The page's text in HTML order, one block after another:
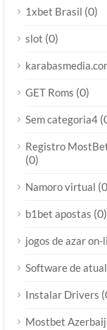
1xbet Brasil (0)
slot (0)
GET Roms (0)
Sem categoria4
Registro
(0)
Namoro virtual
b1bet apostas (0)
jogos de azar on-
Software de
Instalar Drivers
Mostbet